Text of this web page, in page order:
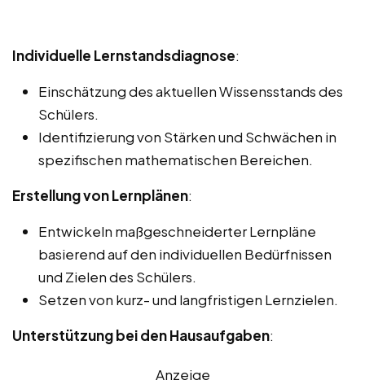
Individuelle Lernstandsdiagnose:
Einschätzung des aktuellen Wissensstands des
Schülers.
Identifizierung von Stärken und Schwächen in
spezifischen mathematischen Bereichen.
Erstellung von Lernplänen:
Entwickeln maßgeschneiderter Lernpläne
basierend auf den individuellen Bedürfnissen
und Zielen des Schülers.
Setzen von kurz- und langfristigen Lernzielen.
Unterstützung bei den Hausaufgaben:
Anzeige